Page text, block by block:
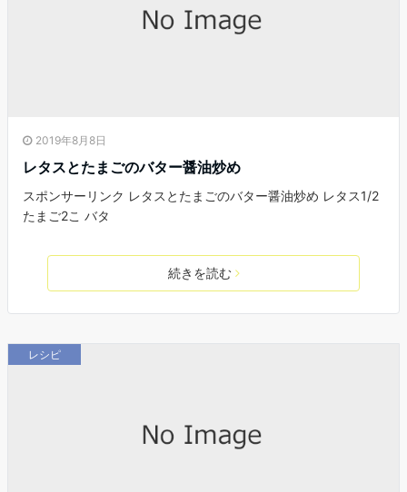
2019年8月8日
レタスとたまごのバター醤油炒め
スポンサーリンク レタスとたまごのバター醤油炒め レタス1/2
たまご2こ バタ
続きを読む
レシピ